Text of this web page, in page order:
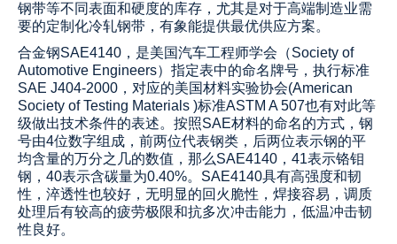
钢带等不同表面和硬度的库存，尤其是对于高端制造业需
要的定制化冷轧钢带，有象能提供最优供应方案。
合金钢SAE4140 ，是美国汽车工程师学会（Society of
Automotive Engineers）指定表中的命名牌号，执行标准
SAE J404-2000，对应的美国材料实验协会(American
Society of Testing Materials )标准ASTM A 507也有对此等
级做出技术条件的表述。按照SAE材料的命名的方式，钢
号由4位数字组成，前两位代表钢类，后两位表示钢的平
均含量的万分之几的数值，那么SAE4140，41表示铬钼
钢，40表示含碳量为0.40%。 SAE4140具有高强度和韧
性，淬透性也较好，无明显的回火脆性，焊接容易，调质
处理后有较高的疲劳极限和抗多次冲击能力，低温冲击韧
性良好。